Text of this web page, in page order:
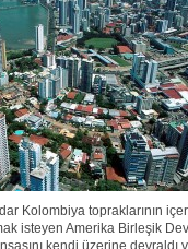
Kolombiya topraklarının
isteyen Amerika Birleşik
kendi üzerine